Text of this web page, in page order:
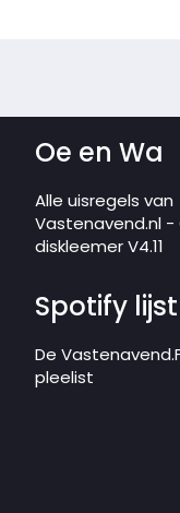
Oe en Wa
Alle uisregels van
Vastenavend.nl -
diskleemer V4.11
Spotify lijst
De
pleelist